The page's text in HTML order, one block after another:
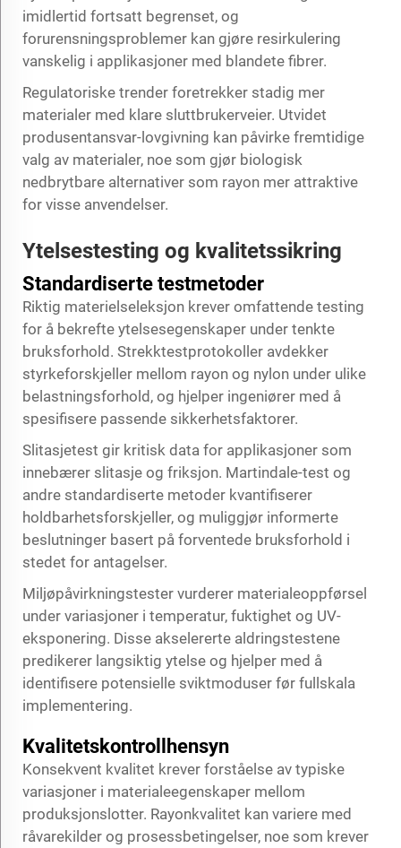
imidlertid fortsatt begrenset, og
forurensningsproblemer kan gjøre resirkulering
vanskelig i applikasjoner med blandete fibrer.
Regulatoriske trender foretrekker stadig mer
materialer med klare sluttbrukerveier. Utvidet
produsentansvar-lovgivning kan påvirke fremtidige
valg av materialer, noe som gjør biologisk
nedbrytbare alternativer som rayon mer attraktive
for visse anvendelser.
Ytelsestesting og kvalitetssikring
Standardiserte testmetoder
Riktig materielseleksjon krever omfattende testing
for å bekrefte ytelsesegenskaper under tenkte
bruksforhold. Strekktestprotokoller avdekker
styrkeforskjeller mellom rayon og nylon under ulike
belastningsforhold, og hjelper ingeniører med å
spesifisere passende sikkerhetsfaktorer.
Slitasjetest gir kritisk data for applikasjoner som
innebærer slitasje og friksjon. Martindale-test og
andre standardiserte metoder kvantifiserer
holdbarhetsforskjeller, og muliggjør informerte
beslutninger basert på forventede bruksforhold i
stedet for antagelser.
Miljøpåvirkningstester vurderer materialeoppførsel
under variasjoner i temperatur, fuktighet og UV-
eksponering. Disse akselererte aldringstestene
predikerer langsiktig ytelse og hjelper med å
identifisere potensielle sviktmoduser før fullskala
implementering.
Kvalitetskontrollhensyn
Konsekvent kvalitet krever forståelse av typiske
variasjoner i materialeegenskaper mellom
produksjonslotter. Rayonkvalitet kan variere med
råvarekilder og prosessbetingelser, noe som krever